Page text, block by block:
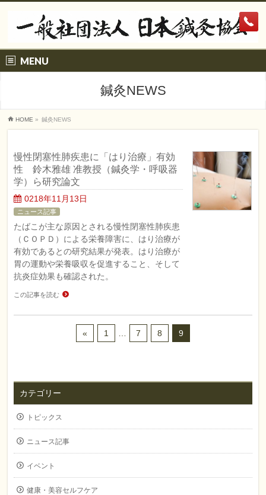
MENU
鍼灸NEWS
HOME » 鍼灸NEWS
慢性閉塞性肺疾患に「はり治療」有効
性 鈴木雅雄 准教授（鍼灸学・呼吸器
学）ら研究論文
0218年11月13日
ニュース記事
たばこが主な原因とされる慢性閉塞性肺疾患
（ＣＯＰＤ）による栄養障害に、はり治療が
有効であるとの研究結果が発表。はり治療が
胃の運動や栄養吸収を促進すること、そして
抗炎症効果も確認された。
この記事を読む
« 1 7 8 9
カテゴリー
トピックス
ニュース記事
イベント
健康・美容セルフケア